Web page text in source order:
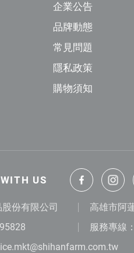
分
品
質
認
企業公告
品牌動態
常見問題
隱私政策
購物須知
US
份有限公司
高雄市阿
服務專線